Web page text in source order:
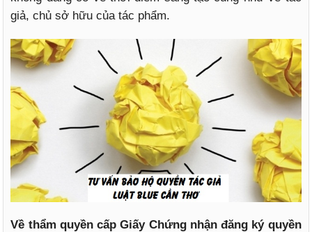
giả, chủ sở hữu của tác phẩm.
Về thẩm quyền cấp Giấy Chứng nhận đăng ký quyền